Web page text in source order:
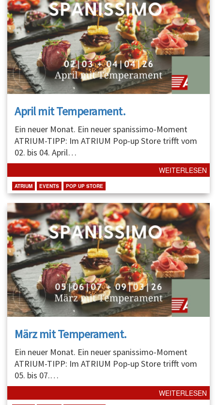
April mit Temperament.
Ein neuer Monat. Ein neuer spanissimo-Moment
ATRIUM-TIPP: Im ATRIUM Pop-up Store trifft vom
02. bis 04. April…
WEITERLESEN
ATRIUM EVENTS POP UP STORE
März mit Temperament.
Ein neuer Monat. Ein neuer spanissimo-Moment
ATRIUM-TIPP: Im ATRIUM Pop-up Store trifft vom
05. bis 07.…
WEITERLESEN